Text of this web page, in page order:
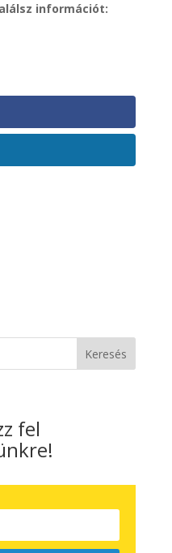
információt:
fel